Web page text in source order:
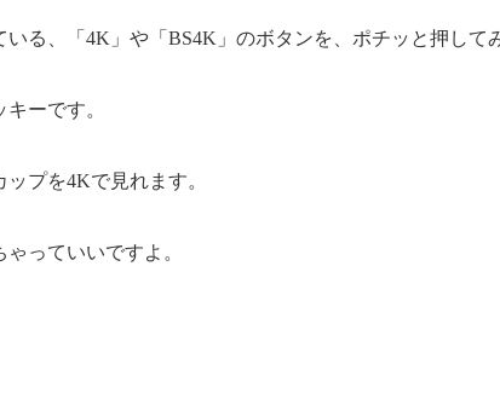
る、「4K」や「BS4K」のボタンを、ポチッと押して
ーです。
プを4Kで見れます。
っていいですよ。